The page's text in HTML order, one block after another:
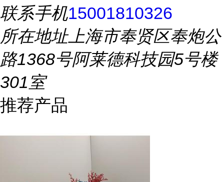
联系手机15001810326
所在地址上海市奉贤区奉炮公
路1368号阿莱德科技园5号楼
301室
推荐产品